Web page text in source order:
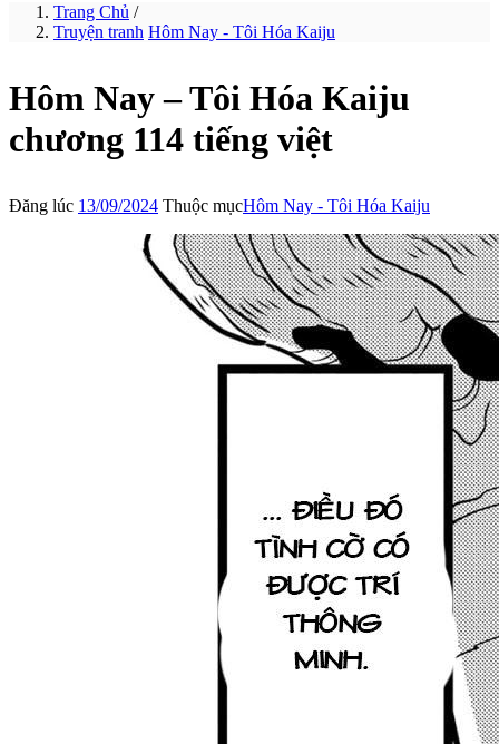
Trang Chủ /
Truyện tranh Hôm Nay - Tôi Hóa Kaiju
Hôm Nay – Tôi Hóa Kaiju
chương 114 tiếng việt
Đăng lúc 13/09/2024 Thuộc mụcHôm Nay - Tôi Hóa Kaiju